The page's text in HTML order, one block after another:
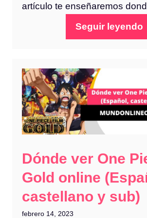
artículo te enseñaremos
Seguir leyendo
Dónde ver One
Gold online
castellano y sub)
febrero 14, 2023